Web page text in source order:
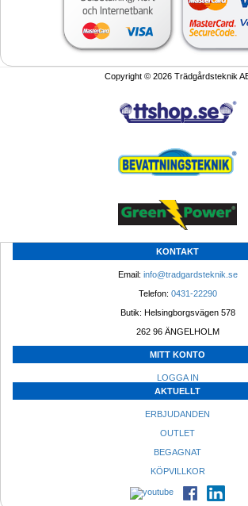
Copyright © 2026 Trädgårdsteknik
KONTAKT
Email: info@tradgardsteknik.se
Telefon: 0431-22290
Butik: Helsingborgsvägen 578
262 96 ÄNGELHOLM
MITT KONTO
LOGGA IN
AKTUELLT
ERBJUDANDEN
OUTLET
BEGAGNAT
KÖPVILLKOR